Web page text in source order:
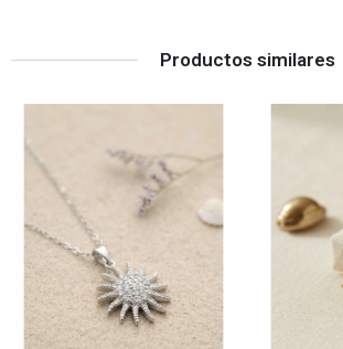
Productos similares